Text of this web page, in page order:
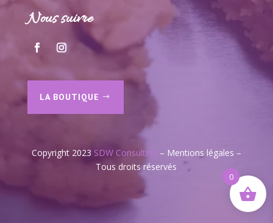
Nous suivre
LA BOUTIQUE
Copyright 2023 SDW Consulting– Mentions légales –
Tous droits réservés
0